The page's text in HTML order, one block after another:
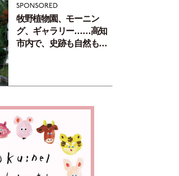
SPONSORED
牧野植物園、モーニン
グ、ギャラリー……高知
市内で、史跡も自然もグ